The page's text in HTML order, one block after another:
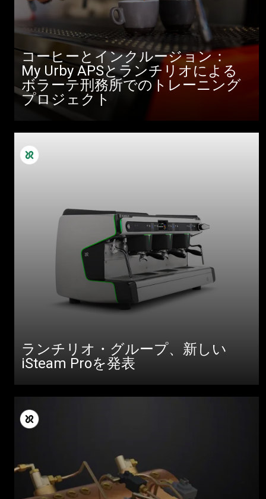
コーヒーとインクルージョン：
My Urby APSとランチリオによる
ボラーテ刑務所でのトレーニング
プロジェクト
ランチリオ・グループ、新しい
iSteam Proを発表